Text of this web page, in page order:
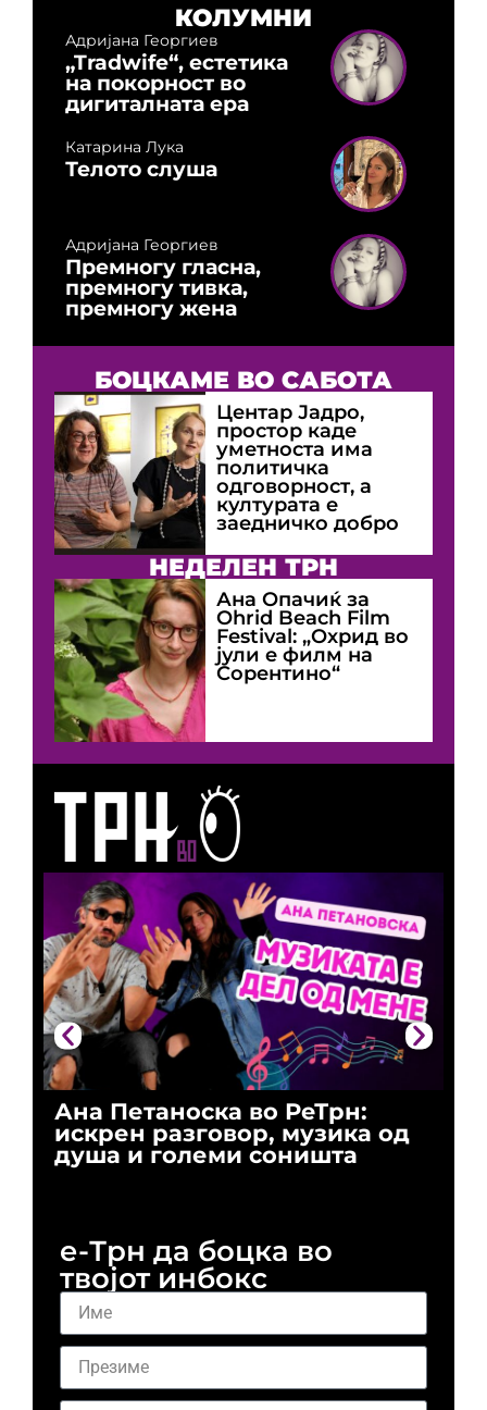
Ана Петаноска во РеТрн:
искрен разговор, музика од
душа и големи соништа
КОЛУМНИ
Адријана Георгиев
„Tradwife“, естетика
на покорност во
дигиталната ера
Катарина Лука
Телото слуша
Адријана Георгиев
Премногу гласна,
премногу тивка,
премногу жена
БОЦКАМЕ ВО САБОТА
Центар Јадро,
простор каде
уметноста има
политичка
одговорност, а
културата е
заедничко добро
НЕДЕЛЕН ТРН
Ана Опачиќ за
Оhrid Beach Film
Festival: „Охрид во
јули е филм на
Сорентино“
е-Трн да боцка во
твојот инбокс